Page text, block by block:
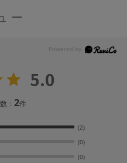
ー
5.0
：2件
(2)
(0)
(0)